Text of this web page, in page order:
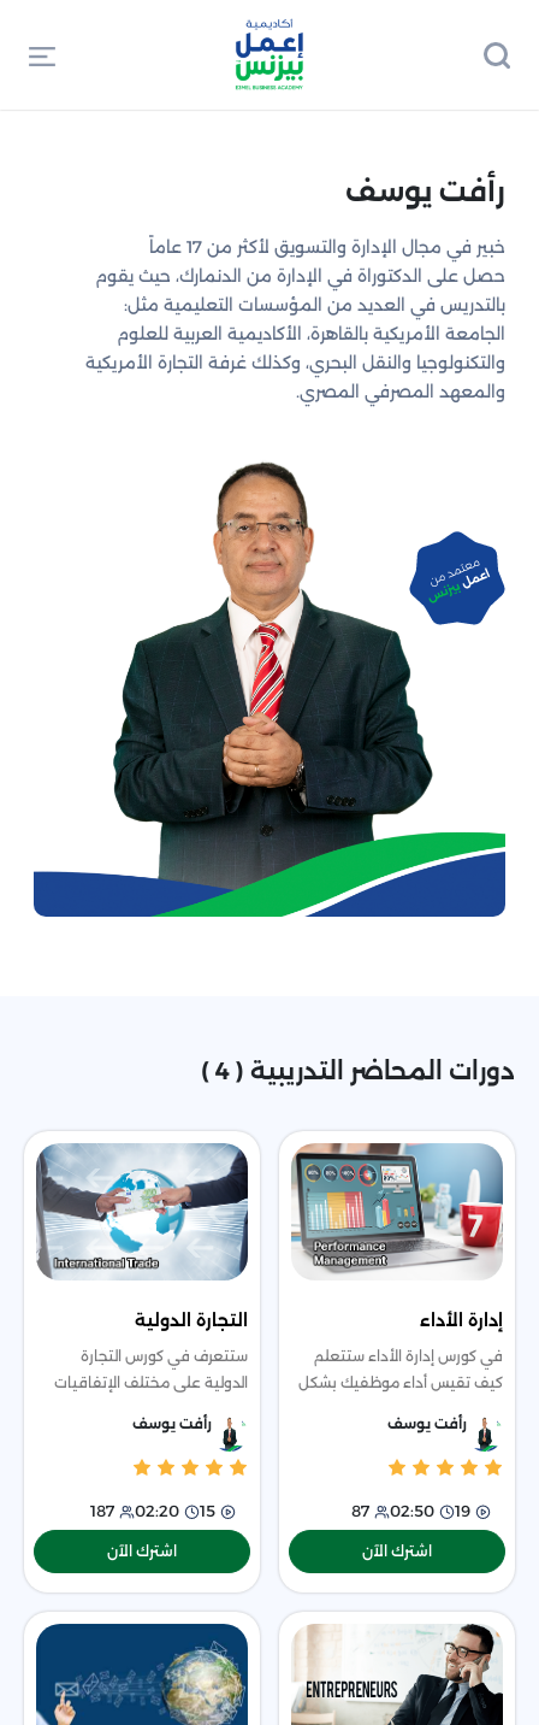
رأفت يوسف
خبير في مجال الإدارة والتسويق لأكثر من 17 عاماً
حصل على الدكتوراة في الإدارة من الدنمارك، حيث يقوم
بالتدريس في العديد من المؤسسات التعليمية مثل:
الجامعة الأمريكية بالقاهرة، الأكاديمية العربية للعلوم
والتكنولوجيا والنقل البحري، وكذلك غرفة التجارة الأمريكية
والمعهد المصرفي المصري.
دورات المحاضر التدريبية ( 4 )
إدارة الأداء
في كورس إدارة الأداء ستتعلم
كيف تقيس أداء موظفيك بشكل
والضعف، ودور الرؤساء في
المؤسسة ومدى تأثيره.
رأفت يوسف
19
02:50
87
اشترك الآن
التجارة الدولية
ستتعرف في كورس التجارة
الدولية على مختلف الإتفاقيات
مختلف الدول وستتعرف على
مختلف العوامل التي تؤثر على
رأفت يوسف
15
02:20
187
اشترك الآن